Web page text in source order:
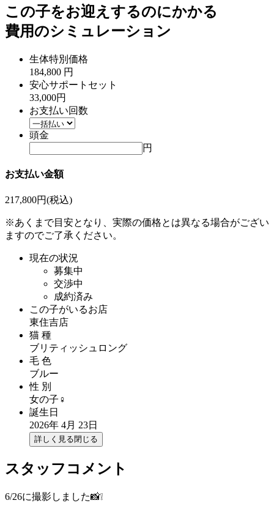
この子をお迎えするのにかかる
費用のシミュレーション
生体特別価格
184,800 円
安心サポートセット
33,000円
お支払い回数
頭金
円
お支払い金額
217,800円(税込)
※あくまで目安となり、実際の価格とは異なる場合がござい
ますのでご了承ください。
現在の状況
募集中
交渉中
成約済み
この子がいるお店
東住吉店
猫 種
ブリティッシュロング
毛 色
ブルー
性 別
女の子♀
誕生日
2026年 4月 23日
詳しく見る閉じる
スタッフコメント
6/26に撮影しました📸❕